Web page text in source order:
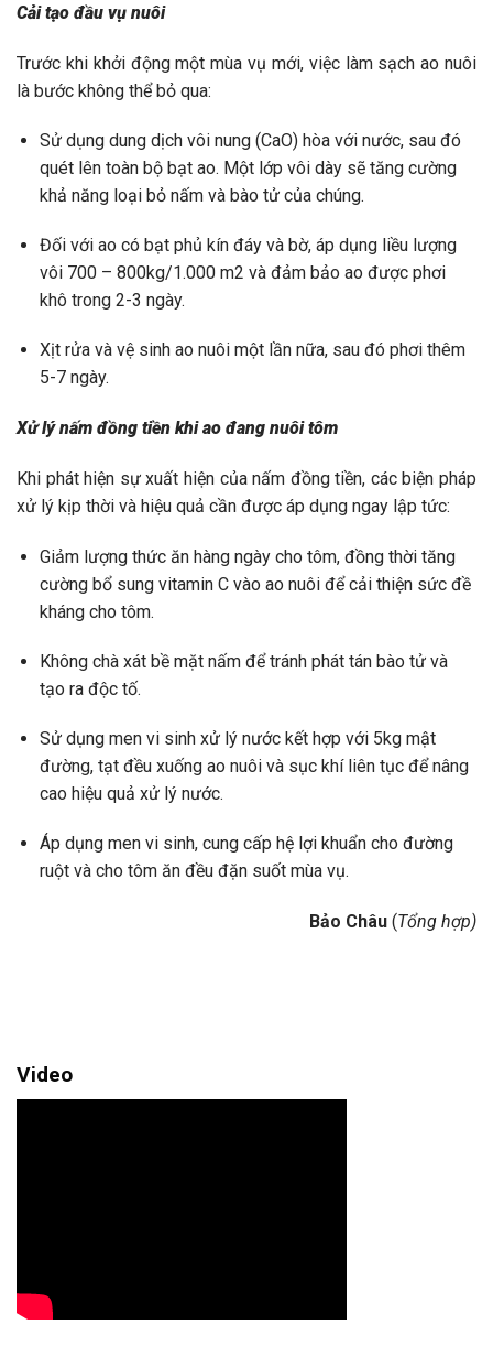
Cải tạo đầu vụ nuôi
Trước khi khởi động một mùa vụ mới, việc làm sạch ao nuôi
là bước không thể bỏ qua:
Sử dụng dung dịch vôi nung (CaO) hòa với nước, sau đó
quét lên toàn bộ bạt ao. Một lớp vôi dày sẽ tăng cường
khả năng loại bỏ nấm và bào tử của chúng.
Đối với ao có bạt phủ kín đáy và bờ, áp dụng liều lượng
vôi 700 – 800kg/1.000 m2 và đảm bảo ao được phơi
khô trong 2-3 ngày.
Xịt rửa và vệ sinh ao nuôi một lần nữa, sau đó phơi thêm
5-7 ngày.
Xử lý nấm đồng tiền khi ao đang nuôi tôm
Khi phát hiện sự xuất hiện của nấm đồng tiền, các biện pháp
xử lý kịp thời và hiệu quả cần được áp dụng ngay lập tức:
Giảm lượng thức ăn hàng ngày cho tôm, đồng thời tăng
cường bổ sung vitamin C vào ao nuôi để cải thiện sức đề
kháng cho tôm.
Không chà xát bề mặt nấm để tránh phát tán bào tử và
tạo ra độc tố.
Sử dụng men vi sinh xử lý nước kết hợp với 5kg mật
đường, tạt đều xuống ao nuôi và sục khí liên tục để nâng
cao hiệu quả xử lý nước.
Áp dụng men vi sinh, cung cấp hệ lợi khuẩn cho đường
ruột và cho tôm ăn đều đặn suốt mùa vụ.
Bảo Châu (Tổng hợp)
Video